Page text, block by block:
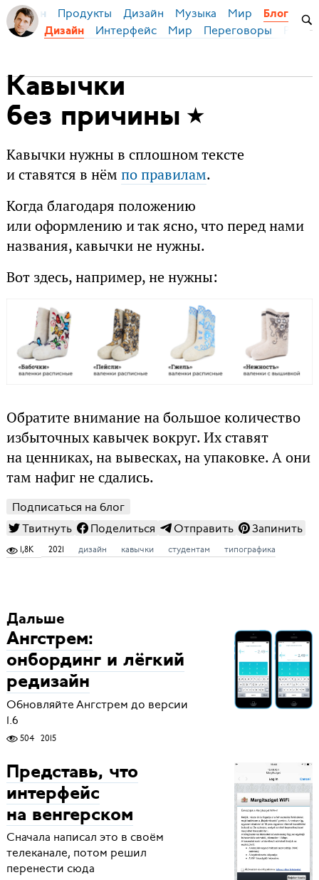
Бирман Продукты Дизайн Музыка Мир
Блог
Дизайн
Интерфейс Мир Переговоры
Кавычки
без причины
Кавычки нужны в сплошном тексте
и ставятся в нём по правилам.
Когда благодаря положению
или оформлению и так ясно, что перед нами
названия, кавычки не нужны.
Вот здесь, например, не нужны:
Обратите внимание на большое количество
избыточных кавычек вокруг. Их ставят
на ценниках, на вывесках, на упаковке. А они
там нафиг не сдались.
Подписаться на блог
Твитнуть
Поделиться Отправить Запинить
1,8K 2021 дизайн кавычки студентам типографика
Дальше
Ангстрем:
онбординг и лёгкий
редизайн
Обновляйте Ангстрем до версии
1.6
504 2015
Представь, что
интерфейс
на венгерском
Сначала написал это в своём
телеканале, потом решил
перенести сюда